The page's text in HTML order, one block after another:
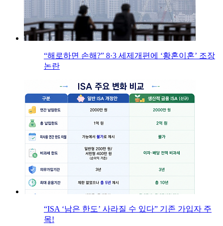
“해로하면 손해?” 8·3 세제개편에 ‘황혼이혼’ 조장
논란
“ISA ‘남은 한도’ 사라질 수 있다” 기존 가입자 주
목!